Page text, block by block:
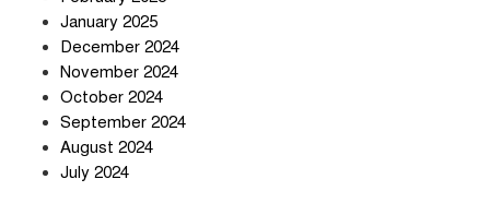
January 2025
December 2024
November 2024
October 2024
September 2024
August 2024
July 2024